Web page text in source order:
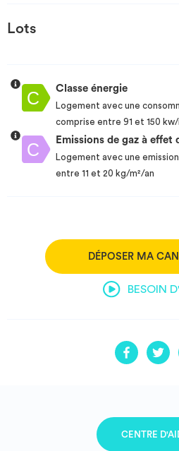
Lots
Classe énergie
Logement avec une
comprise entre 91 et 150 kw/
Emissions de gaz à effet
Logement avec une
entre 11 et 20 kg/m²/an
DÉPOSER MA
BESOIN
CENTRE